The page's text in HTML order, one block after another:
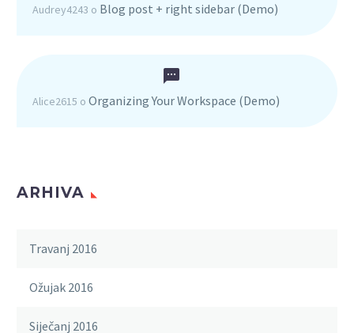
Audrey4243 o Blog post + right sidebar (Demo)
Alice2615 o Organizing Your Workspace (Demo)
ARHIVA
Travanj 2016
Ožujak 2016
Siječanj 2016